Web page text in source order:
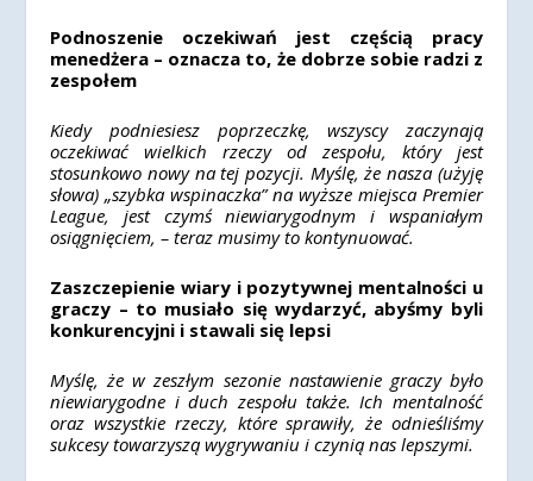
Podnoszenie oczekiwań jest częścią pracy
menedżera – oznacza to, że dobrze sobie radzi z
zespołem
Kiedy podniesiesz poprzeczkę, wszyscy zaczynają
oczekiwać wielkich rzeczy od zespołu, który jest
stosunkowo nowy na tej pozycji. Myślę, że nasza (użyję
słowa) „szybka wspinaczka” na wyższe miejsca Premier
League, jest czymś niewiarygodnym i wspaniałym
osiągnięciem, – teraz musimy to kontynuować.
Zaszczepienie wiary i pozytywnej mentalności u
graczy – to musiało się wydarzyć, abyśmy byli
konkurencyjni i stawali się lepsi
Myślę, że w zeszłym sezonie nastawienie graczy było
niewiarygodne i duch zespołu także. Ich mentalność
oraz wszystkie rzeczy, które sprawiły, że odnieśliśmy
sukcesy towarzyszą wygrywaniu i czynią nas lepszymi.